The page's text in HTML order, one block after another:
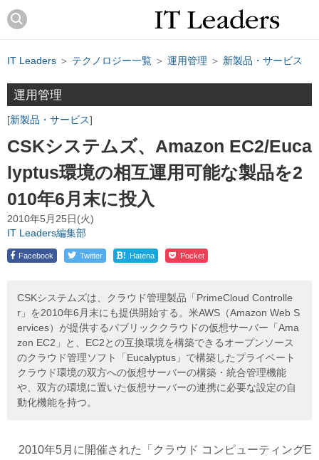
IT Leaders ＞ テクノロジー一覧 ＞ 運用管理 ＞ 新製品・サービス
運用管理
新製品・サービス
CSKシステムズ、Amazon EC2/Euca
lyptus環境の相互運用可能な製品を2
010年6月末に投入
2010年5月25日(火)
IT Leaders編集部
Facebook Twitter ! Hatena Pocket
CSKシステムズは、クラウド管理製品「PrimeCloud Controlle
r」を2010年6月末にも提供開始する。米AWS（Amazon Web S
ervices）が提供するパブリッククラウドの仮想サーバー「Ama
zon EC2」と、EC2との互換環境を構築できるオープンソース
のクラウド管理ソフト「Eucalyptus」で構築したプライベート
クラウド環境の双方への仮想サーバーの構築・統合管理機能
や、双方の環境に置いた仮想サーバーの連携に必要な設定の自
動化機能を持つ。
2010年5月に開催された「クラウド コンピューティングE